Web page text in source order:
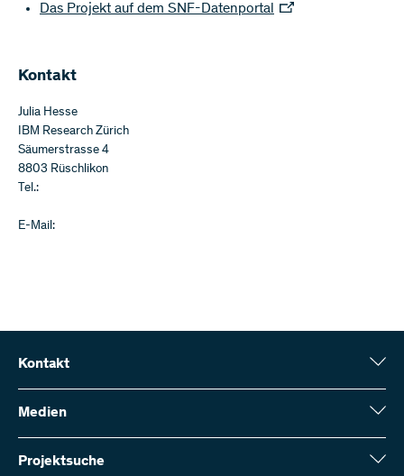
Das Projekt auf dem SNF-Datenportal
Kontakt
Julia Hesse
IBM Research Zürich
Säumerstrasse 4
8803 Rüschlikon
Tel.:
E-Mail:
Kontakt
Schweizerischer Nationalfonds (SNF)
Wildhainweg 3
Kontakt aufnehmen
Medien
Medienauskünfte
Jahresbericht
Projektsuche